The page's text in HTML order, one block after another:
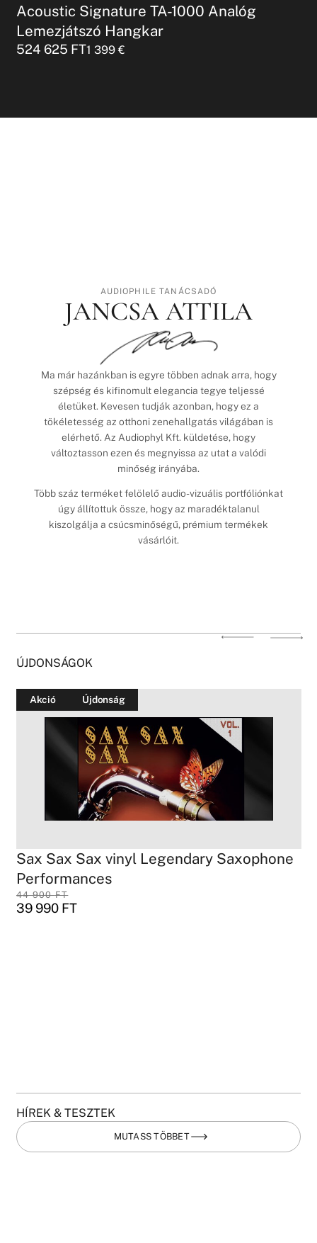
Acoustic Signature TA-1000 Analóg
Lemezjátszó Hangkar
524 625 FT1 399€
AUDIOPHILE TANÁCSADÓ
JANCSA ATTILA
Ma már hazánkban is egyre többen adnak arra, hogy
szépség és kifinomult elegancia tegye teljessé
életüket. Kevesen tudják azonban, hogy ez a
tökéletesség az otthoni zenehallgatás világában is
elérhető. Az Audiophyl Kft. küldetése, hogy
változtasson ezen és megnyissa az utat a valódi
minőség irányába.
Több száz terméket felölelő audio-vizuális portfóliónkat
úgy állítottuk össze, hogy az maradéktalanul
kiszolgálja a csúcsminőségű, prémium termékek
vásárlóit.
ÚJDONSÁGOK
Akció Újdonság
Sax Sax Sax vinyl Legendary Saxophone
Performances
44 900FT
39 990 FT
HÍREK & TESZTEK
MUTASS TÖBBET